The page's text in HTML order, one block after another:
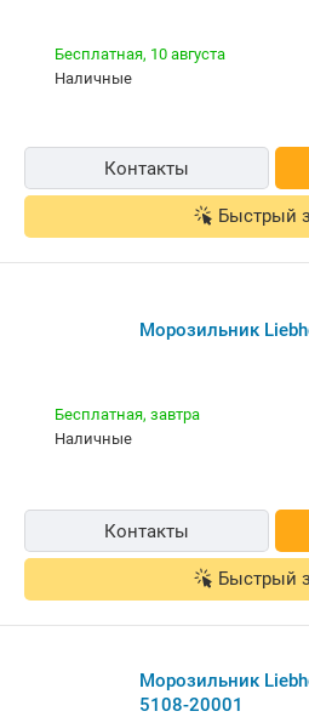
Бесплатная, 10 августа
наличные
Контакты
Быстрый
Морозильник
Бесплатная, завтра
наличные
Контакты
Быстрый
Морозильник
5108-20001